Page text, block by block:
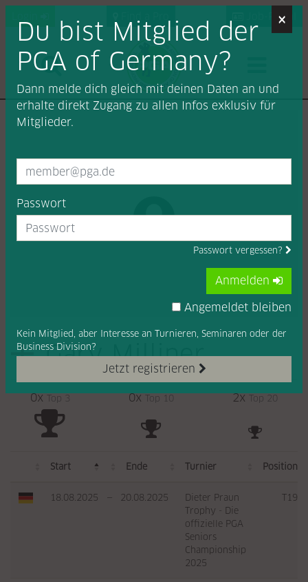
Job-Portal
Gary Milliner
0xTop 3 0xTop 10 2xTop 20
Start Ende Turnier Position
18.08.2025 — 20.08.2025
Dieter Praun
Trophy - Die
offizielle PGA
Seniors
Championship
2025
T19
×
Du bist Mitglied der
PGA of Germany?
Dann melde dich gleich mit deinen Daten an und
erhalte direkt Zugang zu allen Infos exklusiv für
Mitglieder.
Passwort
Passwort vergessen?
Jetzt registrieren
Kein Mitglied, aber Interesse an Turnieren, Seminaren oder der
Business Division?
Anmelden
Angemeldet bleiben